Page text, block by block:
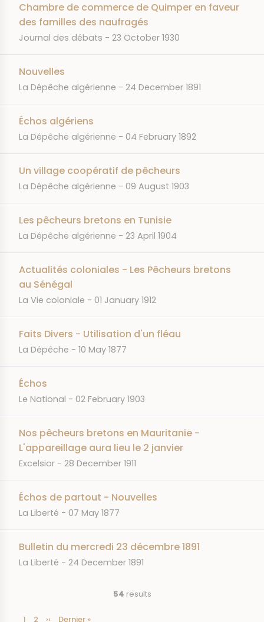
Chambre de commerce de Quimper en faveur
des familles des naufragés
JOURNAL
Journal des débats DATE
23 October 1930
Nouvelles
JOURNAL
La Dépêche algérienne DATE
24 December 1891
Échos algériens
JOURNAL
La Dépêche algérienne DATE
04 February 1892
Un village coopératif de pêcheurs
JOURNAL
La Dépêche algérienne DATE
09 August 1903
Les pêcheurs bretons en Tunisie
JOURNAL
La Dépêche algérienne DATE
23 April 1904
Actualités coloniales - Les Pêcheurs bretons
au Sénégal
JOURNAL
La Vie coloniale DATE
01 January 1912
Faits Divers - Utilisation d'un fléau
JOURNAL
La Dépêche DATE
10 May 1877
Échos
JOURNAL
Le National DATE
02 February 1903
Nos pêcheurs bretons en Mauritanie -
L'appareillage aura lieu le 2 janvier
JOURNAL
Excelsior DATE
28 December 1911
Échos de partout - Nouvelles
JOURNAL
La Liberté DATE
07 May 1877
Bulletin du mercredi 23 décembre 1891
JOURNAL
La Liberté DATE
24 December 1891
54 results
Current
1 Page
2 Next
›› Last
Dernier »